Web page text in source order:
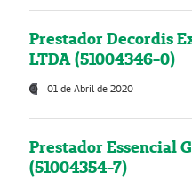
Prestador Decordis
LTDA (51004346-0)
01 de Abril de 2020
Prestador Essencial
(51004354-7)